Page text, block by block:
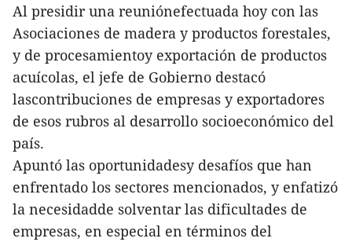
Al presidir una reuniónefectuada hoy con las
Asociaciones de madera y productos forestales,
y de procesamientoy exportación de productos
acuícolas, el jefe de Gobierno destacó
lascontribuciones de empresas y exportadores
de esos rubros al desarrollo socioeconómico del
país.
Apuntó las oportunidadesy desafíos que han
enfrentado los sectores mencionados, y enfatizó
la necesidadde solventar las dificultades de
empresas, en especial en términos del